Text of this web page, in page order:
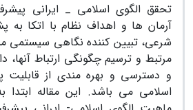
تحقق الگوی اسلامی _ ایرانی
آرمان ها و اهداف نظام با اتکا به
شرعی، تبیین کننده نگاهی سیستمی
مرتبط و ترسیم چگونگی ارتباط آنها،
و دسترسی و بهره مندی از قابلیت
اسلامی می باشد. این مقاله ابتدا